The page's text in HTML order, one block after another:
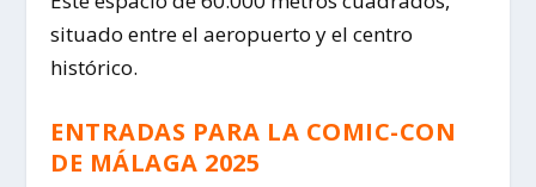
situado entre el aeropuerto y el centro
histórico.
ENTRADAS PARA LA COMIC-CON
DE MÁLAGA 2025